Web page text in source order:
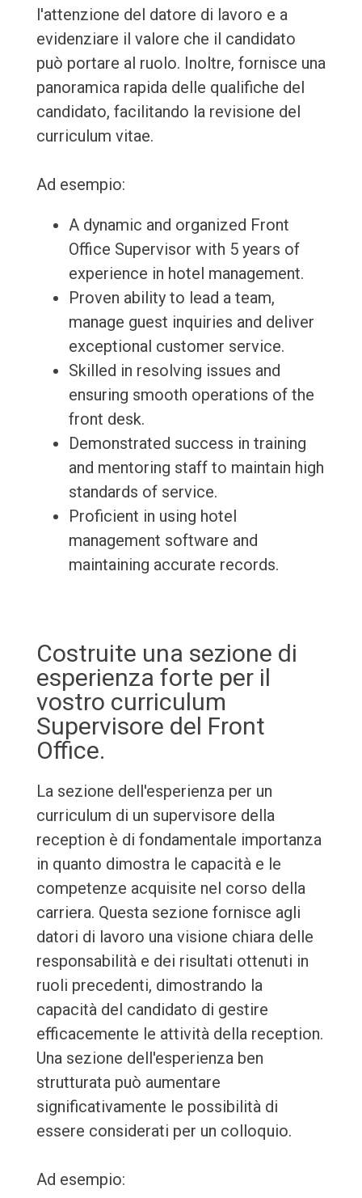
l'attenzione del datore di lavoro e a
evidenziare il valore che il candidato
può portare al ruolo. Inoltre, fornisce una
panoramica rapida delle qualifiche del
candidato, facilitando la revisione del
curriculum vitae.
Ad esempio:
A dynamic and organized Front
Office Supervisor with 5 years of
experience in hotel management.
Proven ability to lead a team,
manage guest inquiries and deliver
exceptional customer service.
Skilled in resolving issues and
ensuring smooth operations of the
front desk.
Demonstrated success in training
and mentoring staff to maintain high
standards of service.
Proficient in using hotel
management software and
maintaining accurate records.
Costruite una sezione di
esperienza forte per il
vostro curriculum
Supervisore del Front
Office.
La sezione dell'esperienza per un
curriculum di un supervisore della
reception è di fondamentale importanza
in quanto dimostra le capacità e le
competenze acquisite nel corso della
carriera. Questa sezione fornisce agli
datori di lavoro una visione chiara delle
responsabilità e dei risultati ottenuti in
ruoli precedenti, dimostrando la
capacità del candidato di gestire
efficacemente le attività della reception.
Una sezione dell'esperienza ben
strutturata può aumentare
significativamente le possibilità di
essere considerati per un colloquio.
Ad esempio: